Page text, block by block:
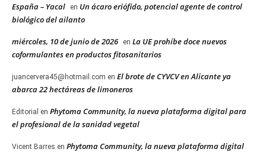
España – Yacal
en Un ácaro eriófido, potencial agente de control
biológico del ailanto
miércoles, 10 de junio de 2026 en La UE prohíbe doce nuevos
coformulantes en productos fitosanitarios
juancervera45@hotmail.com en El brote de CYVCV en Alicante ya
abarca 22 hectáreas de limoneros
Editorial en Phytoma Community, la nueva plataforma digital para
el profesional de la sanidad vegetal
Vicent Barres en Phytoma Community, la nueva plataforma digital